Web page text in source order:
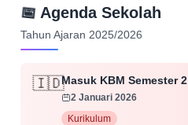
📅 Agenda Sekolah
Tahun Ajaran 2025/2026
🇮🇩Masuk KBM Semester 2
2 Januari 2026
Kurikulum